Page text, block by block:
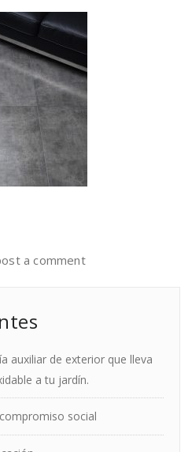
a comment
auxiliar de exterior que lleva
a tu jardín.
social